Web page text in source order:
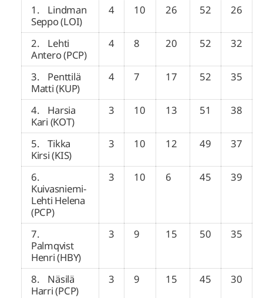
1. Lindman
Seppo (LOI)
4 10 26 52 26
2. Lehti
Antero (PCP)
4 8 20 52 32
3. Penttilä
Matti (KUP)
4 7 17 52 35
4. Harsia
Kari (KOT)
3 10 13 51 38
5. Tikka
Kirsi (KIS)
3 10 12 49 37
6.
Kuivasniemi-
Lehti Helena
(PCP)
3 10 6 45 39
7.
Palmqvist
Henri (HBY)
3 9 15 50 35
8. Näsilä
Harri (PCP)
3 9 15 45 30